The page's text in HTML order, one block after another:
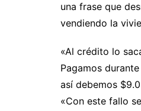
una frase que
vendiendo la
«Al crédito lo
Pagamos
así debemos
«Con este fallo